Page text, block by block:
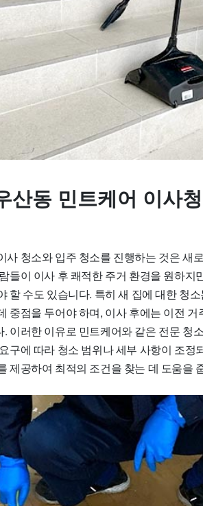
산동 민트케어 이사
사 청소와 입주 청소를 진행하는 것은 새
들이 이사 후 쾌적한 주거 환경을 원하지
할 수도 있습니다. 특히 새 집에 대한 청
중점을 두어야 하며, 이사 후에는 이전
이러한 이유로 민트케어와 같은 전문 청
구에 따라 청소 범위나 세부 사항이 조정
제공하여 최적의 조건을 찾는 데 도움을